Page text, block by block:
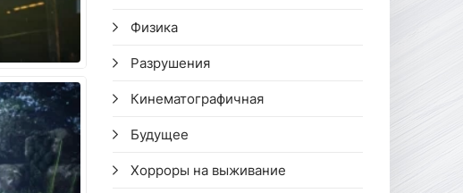
Физика
Разрушения
Кинематографичная
Будущее
Хорроры на выживание